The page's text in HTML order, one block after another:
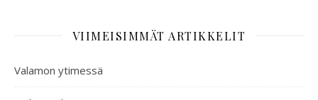
VIIMEISIMMÄT ARTIKKELIT
Valamon ytimessä